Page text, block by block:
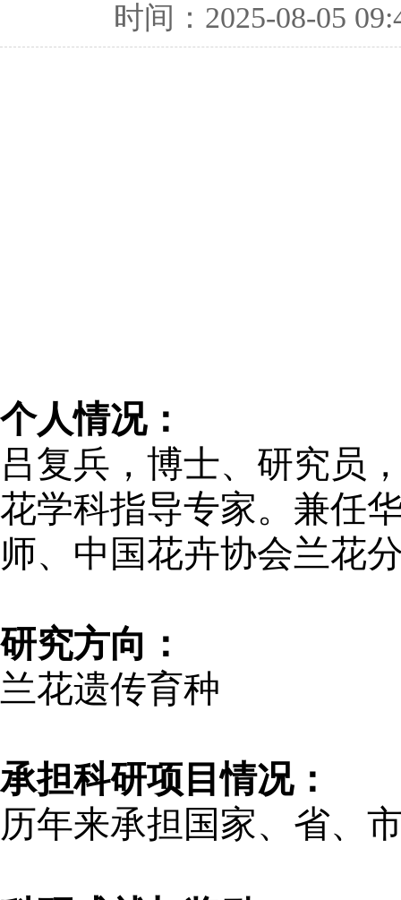
时间：2025-08-05
个人情况：
吕复兵，博士、研究员
花学科指导专家。兼任
师、中国花卉协会兰花
研究方向：
兰花遗传育种
承担科研项目情况：
历年来承担国家、省、